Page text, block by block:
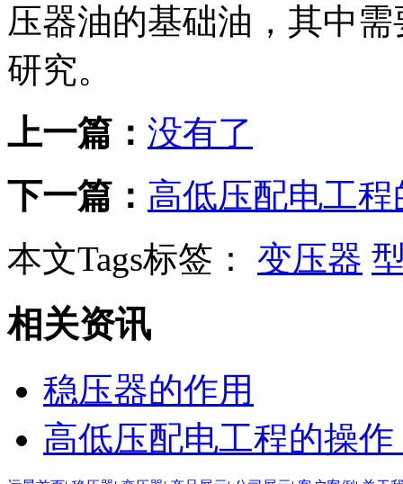
压器油的基础油，其中
研究。
上一篇： 没有了
下一篇： 高低压配电工
本文Tags标签：
变压器
相关资讯
稳压器的作用
高低压配电工程的操作